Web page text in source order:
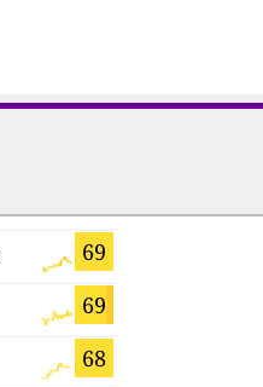
69
69
68